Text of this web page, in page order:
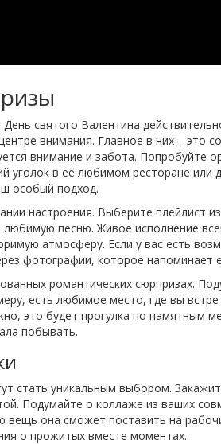
святого Валентина
внимания. Главное в них – это
внимание и забота. Попробуйте
уголок в её любимом ресторане или
особый подход.
настроения. Выберите плейлист
песню. Живое исполнение
атмосферу. Если у вас есть
фотографии, которое напоминает
романтических сюрпризах.
есть любимое место, где вы
это будет прогулка по памятным
побывать.
стать уникальным выбором.
Подумайте о коллаже из ваших
она сможет поставить на
о прожитых вместе моментах.